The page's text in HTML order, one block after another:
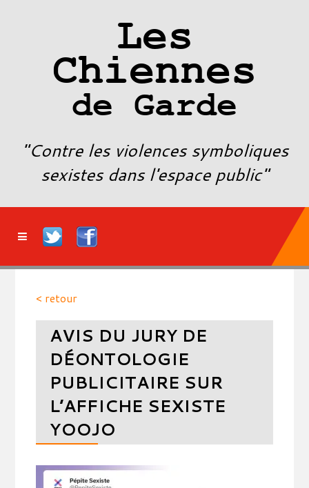
Les
Chiennes
de Garde
"Contre les violences symboliques
sexistes dans l'espace public"
< retour
AVIS DU JURY DE
DÉONTOLOGIE
PUBLICITAIRE SUR
L’AFFICHE SEXISTE
YOOJO